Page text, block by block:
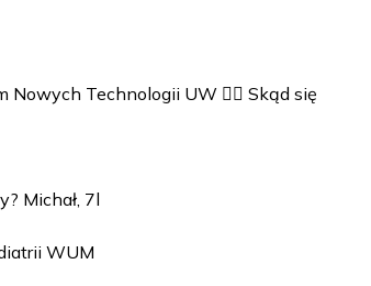
Technologii UW 😮‍💨 Skąd się
Michał, 7l
WUM